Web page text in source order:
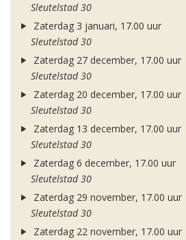
Sleutelstad 30
Zaterdag 3 januari, 17.00 uur
Sleutelstad 30
Zaterdag 27 december, 17.00 uur
Sleutelstad 30
Zaterdag 20 december, 17.00 uur
Sleutelstad 30
Zaterdag 13 december, 17.00 uur
Sleutelstad 30
Zaterdag 6 december, 17.00 uur
Sleutelstad 30
Zaterdag 29 november, 17.00 uur
Sleutelstad 30
Zaterdag 22 november, 17.00 uur